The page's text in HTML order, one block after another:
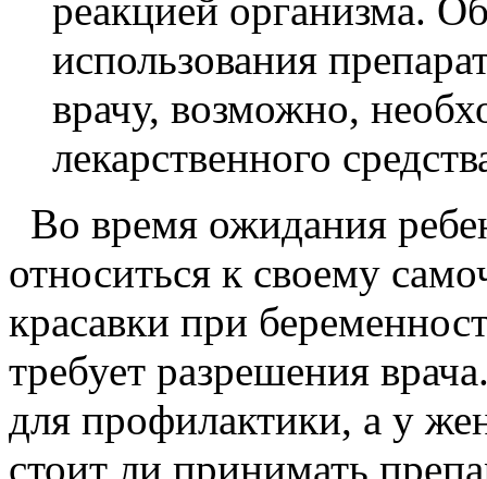
реакцией организма.
использования
врачу, возможно,
лекарственного
Во время ожидания
относиться к своему
красавки при
требует разрешения
для профилактики, а у
стоит ли принимать